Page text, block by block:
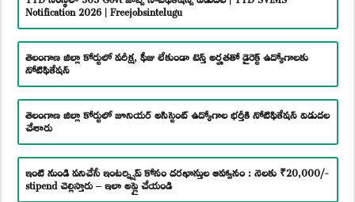
Notification 2026 | Freejobsintelugu
తెలంగాణ జిల్లా కోర్టులో పరీక్ష, ఫీజు లేకుండా టెన్త్ అర్హతతో డైరెక్ట్ ఉద్యోగాలకు
నోటిఫికేషన్
తెలంగాణ జిల్లా కోర్టులో జూనియర్ అసిస్టెంట్ ఉద్యోగాల భర్తీకి నోటిఫికేషన్ విడుదల
చేశారు
ఇంటి నుండి పనిచేసే ఇంటర్న్షిప్ కోసం దరఖాస్తుల ఆహ్వానం : నెలకు ₹20,000/-
stipend చెల్లిస్తారు – ఇలా అప్లై చేయండి